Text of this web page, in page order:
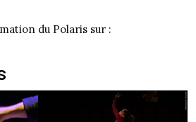
du Polaris sur :